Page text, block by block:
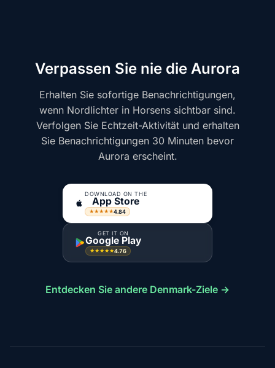
Verpassen Sie nie die Aurora
Erhalten Sie sofortige Benachrichtigungen,
wenn Nordlichter in Horsens sichtbar sind.
Verfolgen Sie Echtzeit-Aktivität und erhalten
Sie Benachrichtigungen 30 Minuten bevor
Aurora erscheint.
DOWNLOAD ON THE
App Store
★★★★★4.84
GET IT ON
Google Play
★★★★★4.76
Entdecken Sie andere Denmark-Ziele →